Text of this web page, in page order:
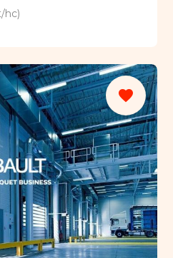
hc)
favorite